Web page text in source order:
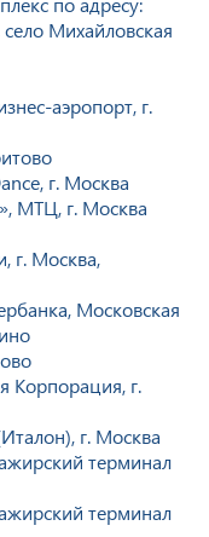
Михайловская
аэропорт, г.
г. Москва
МТЦ, г. Москва
г. Москва,
Московская
Корпорация, г.
г. Москва
терминал
терминал